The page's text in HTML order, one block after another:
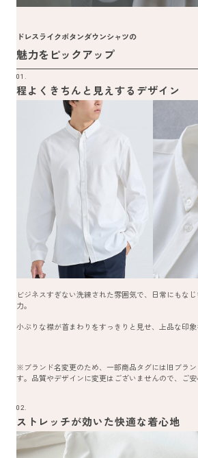
ドレスライクボタンダウンシャツの
魅力をピックアップ
01.
程よくきちんと見えするデザイン
ビジネスすぎない洗練された雰囲気で、日常にもな
力。
小ぶりな襟が首まわりをすっきりと見せ、上品な印象
※ブランド名変更のため、一部商品タグには旧ブラ
す。品質やデザインに変更はございませんので、ご安
02.
ストレッチが効いた快適な着心地